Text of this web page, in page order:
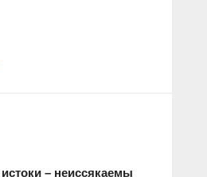
– неиссякаемы